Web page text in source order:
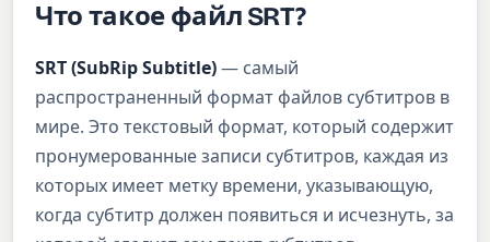
Что такое файл SRT?
SRT (SubRip Subtitle)— самый
распространенный формат файлов субтитров в
мире. Это текстовый формат, который содержит
пронумерованные записи субтитров, каждая из
которых имеет метку времени, указывающую,
когда субтитр должен появиться и исчезнуть, за